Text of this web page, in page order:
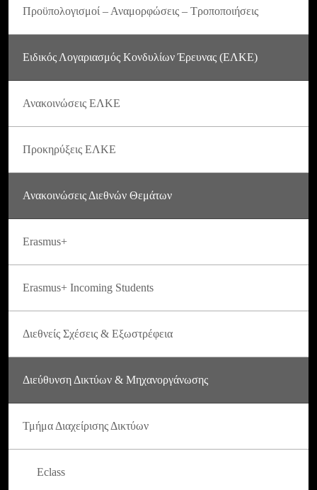
Προϋπολογισμοί – Αναμορφώσεις – Τροποποιήσεις
Ειδικός Λογαριασμός Κονδυλίων Έρευνας (ΕΛΚΕ)
Ανακοινώσεις ΕΛΚΕ
Προκηρύξεις ΕΛΚΕ
Ανακοινώσεις Διεθνών Θεμάτων
Erasmus+
Erasmus+ Incoming Students
Διεθνείς Σχέσεις & Εξωστρέφεια
Διεύθυνση Δικτύων & Μηχανοργάνωσης
Τμήμα Διαχείρισης Δικτύων
Eclass